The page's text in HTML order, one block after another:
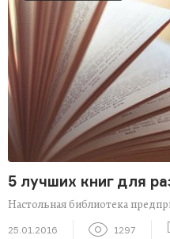
5 лучших книг для
Настольная библиотека
25.01.2016 1297